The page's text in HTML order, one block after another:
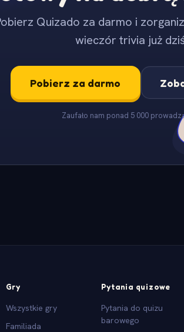
Quizado za darmo i
wieczór trivia już
Pobierz za darmo
Zaufało nam ponad 5 000
Gry
Wszystkie gry
Familiada
Pytania quizowe
Pytania do quizu
barowego